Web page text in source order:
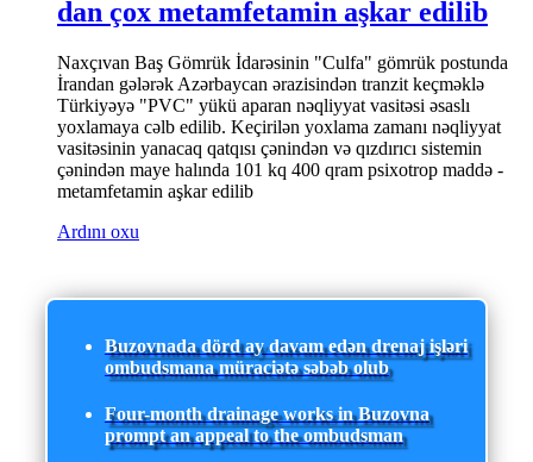
dan çox metamfetamin aşkar edilib
Naxçıvan Baş Gömrük İdarəsinin "Culfa" gömrük postunda
İrandan gələrək Azərbaycan ərazisindən tranzit keçməklə
Türkiyəyə "PVC" yükü aparan nəqliyyat vasitəsi əsaslı
yoxlamaya cəlb edilib. Keçirilən yoxlama zamanı nəqliyyat
vasitəsinin yanacaq qatqısı çənindən və qızdırıcı sistemin
çənindən maye halında 101 kq 400 qram psixotrop maddə -
metamfetamin aşkar edilib
Ardını oxu
Buzovnada dörd ay davam edən drenaj işləri
ombudsmana müraciətə səbəb olub
Four-month drainage works in Buzovna
prompt an appeal to the ombudsman